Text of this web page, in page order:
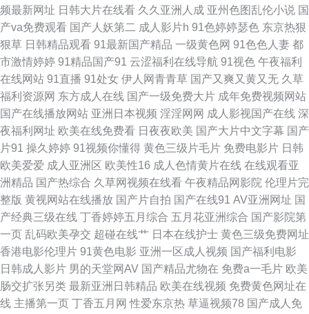
男深夜影院 超碰精华液 后入丝袜大屁股 日本三级大片 中日韩日日 成人午夜
A片 老司机亚洲天堂 日韩三级AA在线 91青青视频 成人午夜精品一级 老司机
电影网av 日韩无码专区 国产ass 偷拍夫妻视频91 白丝自慰潮睡91 黄色电影
导航 人人澡精品超碰 97操逼网 久草大香蕉亚洲 日韩欧美色色 1024成人网
成人精品导航福利 久久狠狠综合 日本性交 国产1页 欧美激情A图 五月天亚洲
色图 97操逼 伦理片三级伦理 91做爱视频 久艹资源站 三级网站在线 91无毛
国产精品自第 青娱乐自拍 影音先锋精东影业 肏屄传媒 精品在线岛女视频 日
韩精品一级二级 91污秽网站 韩国午夜视频 青青草青娱乐 亚洲午夜激情网站
操美女福利导航 玖玖福利导航 日韩一二三四 91热爆 岛国三级片 伦理在线视
频最新网址 日韩大片在线看 久久亚洲人成 亚州色图乱伦小说 国
产va免费观看 国产人妖第二 成人影片h 91色婷婷瑟色 东京热狠
狠草 日韩精品观看 91最新国产精品 一级黄色网 91色色人妻 都
市激情婷婷 91精品国产91 云涩福利在线导航 91视色 午夜福利
在线网站 91直播 91处女 伊人网青青草 国产又爽又黄又无 久草
福利资源网 东方成人在线 国产一级免费大片 成年免费视频网站
国产在线播放网站 亚洲日本视频 淫淫网网 成人影视国产在线 深
夜福利网址 欧美在线免费看 日夜夜欧美 国产大片中文字幕 国产
片91 操久婷婷 91视频你懂得 黄色三级片毛片 免费电影片 日韩
欧美爱爱 成人亚洲区 欧美性16 成人色情黄片在线 在线观看亚
洲精品 国产热综合 久草网视频在线看 午夜精品网影院 伦理片完
整版 黄视网站在线播放 国产片自拍 国产在线91 AV亚洲网址 国
产经典三级在线 丁香婷婷五月综合 五月花亚洲综合 国产影院第
一页 乱码欧美孕交 超碰在线艹 日本在线护士 黄色三级免费网址
香港电影伦理片 91黄色电影 亚洲一区成人视频 国产福利电影
日韩成人影片 男的天堂网AV 国产精品尤物在 免费a一毛片 欧美
肠交扩张另类 最新亚洲日韩精品 欧美在线视频 免费黄色网址在
线 主播第一页 丁香五月网 性爱东京热 草逼视频78 国产成人免